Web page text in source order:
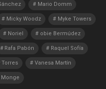
Mario Domm
Micky Woodz Myke Towers
Noriel obie Bermúdez
Rafa Pabón Raquel Sofía
Torres Vanesa Martín
Monge